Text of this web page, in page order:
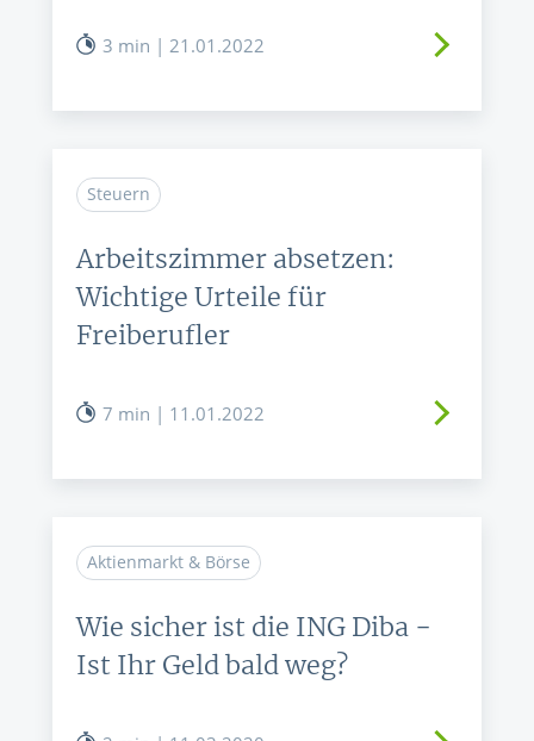
3 min | 21.01.2022
Steuern
Arbeitszimmer absetzen:
Wichtige Urteile für
Freiberufler
7 min | 11.01.2022
Aktienmarkt & Börse
Wie sicher ist die ING Diba −
Ist Ihr Geld bald weg?